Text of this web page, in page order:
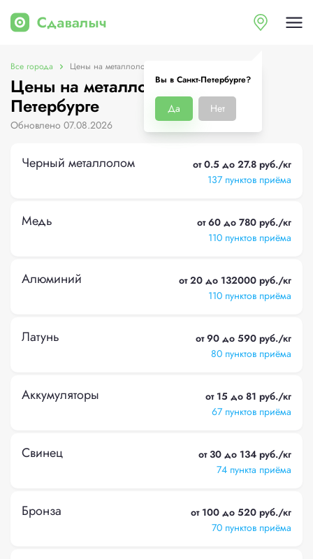
Вы в Санкт-Петербурге?
Да Нет
Все города Цены на металлолом в Санкт-Петербурге
Цены на металлолом в Санкт-
Петербурге
Обновлено 07.08.2026
Черный металлолом
от 0.5 до 27.8 руб./кг
137 пунктов приёма
Медь
от 60 до 780 руб./кг
110 пунктов приёма
Алюминий
от 20 до 132000 руб./кг
110 пунктов приёма
Латунь
от 90 до 590 руб./кг
80 пунктов приёма
Аккумуляторы
от 15 до 81 руб./кг
67 пунктов приёма
Свинец
от 30 до 134 руб./кг
74 пункта приёма
Бронза
от 100 до 520 руб./кг
70 пунктов приёма